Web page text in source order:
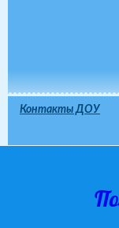
Контакты ДОУ